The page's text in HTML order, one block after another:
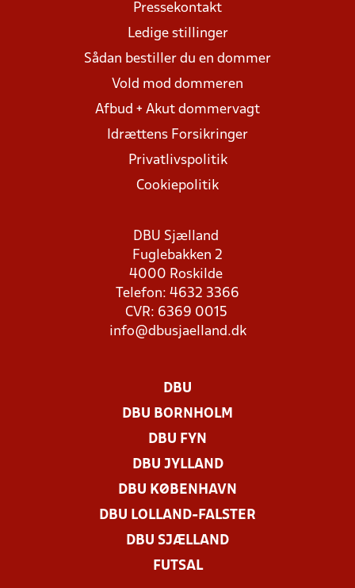
Pressekontakt
Ledige stillinger
Sådan bestiller du en dommer
Vold mod dommeren
Afbud + Akut dommervagt
Idrættens Forsikringer
Privatlivspolitik
Cookiepolitik
DBU Sjælland
Fuglebakken 2
4000 Roskilde
Telefon: 4632 3366
CVR: 6369 0015
info@dbusjaelland.dk
DBU
DBU BORNHOLM
DBU FYN
DBU JYLLAND
DBU KØBENHAVN
DBU LOLLAND-FALSTER
DBU SJÆLLAND
FUTSAL